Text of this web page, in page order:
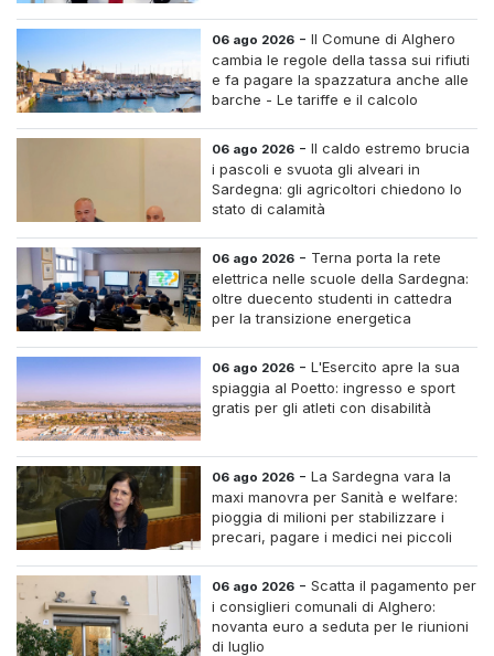
06 ago 2026 -Il Comune di Alghero
cambia le regole della tassa sui rifiuti
e fa pagare la spazzatura anche alle
barche - Le tariffe e il calcolo
06 ago 2026 -Il caldo estremo brucia
i pascoli e svuota gli alveari in
Sardegna: gli agricoltori chiedono lo
stato di calamità
06 ago 2026 - Terna porta la rete
elettrica nelle scuole della Sardegna:
oltre duecento studenti in cattedra
per la transizione energetica
06 ago 2026 -L'Esercito apre la sua
spiaggia al Poetto: ingresso e sport
gratis per gli atleti con disabilità
06 ago 2026 -La Sardegna vara la
maxi manovra per Sanità e welfare:
pioggia di milioni per stabilizzare i
precari, pagare i medici nei piccoli
06 ago 2026 -Scatta il pagamento per
i consiglieri comunali di Alghero:
novanta euro a seduta per le riunioni
di luglio